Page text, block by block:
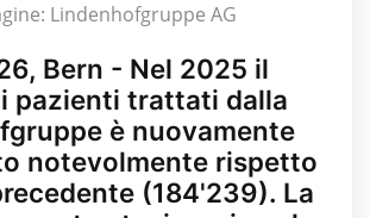
Lindenhofgruppe AG
Bern - Nel 2025 il
pazienti trattati dalla
è nuovamente
notevolmente rispetto
(184'239). La